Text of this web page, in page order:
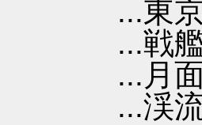
...東京
...戦艦
...月面
...渓流